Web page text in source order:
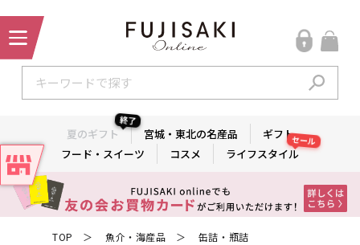
夏のギフト
終了
宮城・東北の名産品
ギフト
フード・スイーツ
コスメ ライフスタイル
セール
TOP ＞ 魚介・海産品 ＞ 缶詰・瓶詰